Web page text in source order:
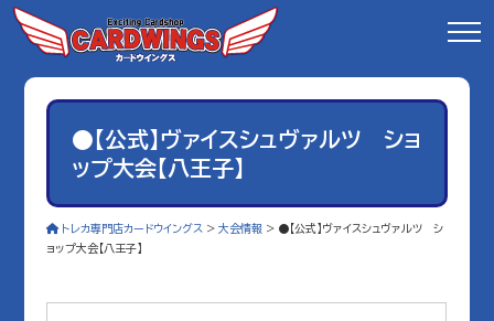
●【公式】ヴァイスシュヴァルツ ショ
ップ大会【八王子】
トレカ専門店カードウイングス >大会情報 > ●【公式】ヴァイスシュヴァルツ シ
ョップ大会【八王子】